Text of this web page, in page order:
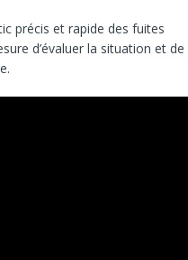
précis et rapide des fuites
d’évaluer la situation et de